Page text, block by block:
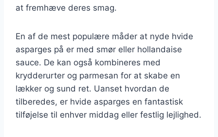
at fremhæve deres smag.
En af de mest populære måder at nyde hvide
asparges på er med smør eller hollandaise
sauce. De kan også kombineres med
krydderurter og parmesan for at skabe en
lækker og sund ret. Uanset hvordan de
tilberedes, er hvide asparges en fantastisk
tilføjelse til enhver middag eller festlig lejlighed.